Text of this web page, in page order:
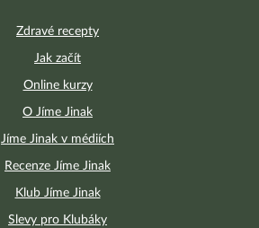
Zdravé recepty
Jak začít
Online kurzy
O Jíme Jinak
Jíme Jinak v médiích
Recenze Jíme Jinak
Klub Jíme Jinak
Slevy pro Klubáky